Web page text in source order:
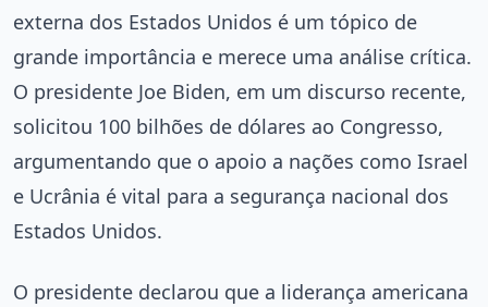
externa dos Estados Unidos é um tópico de
grande importância e merece uma análise crítica.
O presidente Joe Biden, em um discurso recente,
solicitou 100 bilhões de dólares ao Congresso,
argumentando que o apoio a nações como Israel
e Ucrânia é vital para a segurança nacional dos
Estados Unidos.
O presidente declarou que a liderança americana